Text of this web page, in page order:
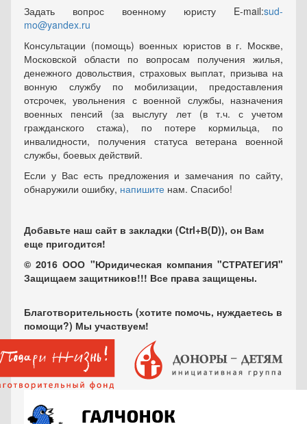
Задать вопрос военному юристу E-mail:sud-
mo@yandex.ru
Консультации (помощь) военных юристов в г. Москве,
Московской области по вопросам получения жилья,
денежного довольствия, страховых выплат, призыва на
вонную службу по мобилизации, предоставления
отсрочек, увольнения с военной службы, назначения
военных пенсий (за выслугу лет (в т.ч. с учетом
гражданского стажа), по потере кормильца, по
инвалидности, получения статуса ветерана военной
службы, боевых действий.
Если у Вас есть предложения и замечания по сайту,
обнаружили ошибку, напишите нам. Спасибо!
Добавьте наш сайт в закладки (Ctrl+В(D)), он Вам
еще пригодится!
© 2016 ООО "Юридическая компания "СТРАТЕГИЯ"
Защищаем защитников!!! Все права защищены.
Благотворительность (хотите помочь, нуждаетесь в
помощи?) Мы участвуем!